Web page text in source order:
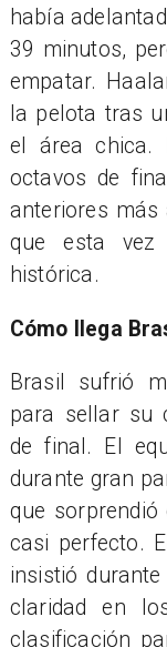
había
39 minutos,
empatar.
la pelota tras
el área chica.
octavos de
anteriores
que esta vez
histórica.
Cómo llega
Brasil sufrió
para sellar su
de final. El
durante gran
que
casi perfecto.
insistió
claridad en
clasificación